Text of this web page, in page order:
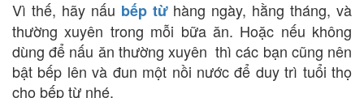
Vì thế, hãy nấu bếp từhàng ngày, hằng tháng, và
thường xuyên trong mỗi bữa ăn. Hoặc nếu không
dùng để nấu ăn thường xuyên thì các bạn cũng nên
bật bếp lên và đun một nồi nước để duy trì tuổi thọ
cho bếp từ nhé.